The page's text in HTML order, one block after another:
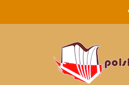
to